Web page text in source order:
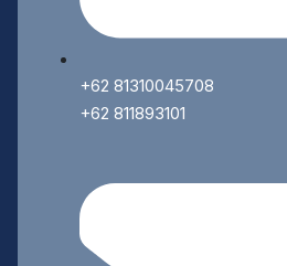
+62 81310045708
+62 811893101